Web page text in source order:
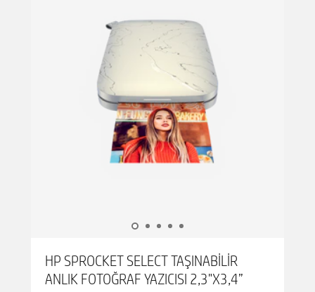
MÜKEMMEL FOTOĞRAF ÖZELLİKLERİ – HP
Sprocket Studio Plus, fotoğraf çekmeniz için size
birçok farklı ve benzersiz yol sunar. Bir kolaj
yapma, bir fotoğraf kabini yapma, bir fotoğraf
kimliği oluşturma ve çok daha fazlasını yapma
şansını kaçırmayın.
HP SPROCKET SELECT TAŞINABILIR
ANLIK FOTOĞRAF YAZICISI 2,3"X3,4”